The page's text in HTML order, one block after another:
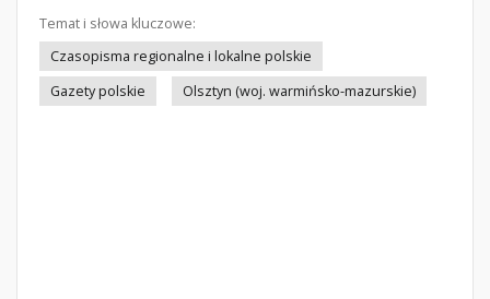
Temat i słowa kluczowe:
Czasopisma regionalne i lokalne polskie
Gazety polskie
Olsztyn (woj. warmińsko-mazurskie)